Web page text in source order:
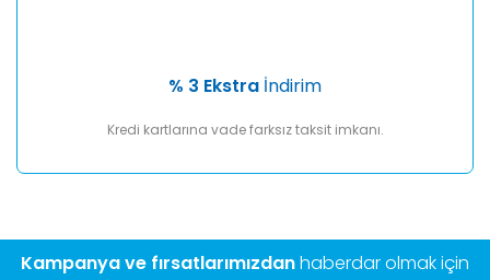
% 3 Ekstra İndirim
Kredi kartlarına vade farksız taksit imkanı.
Kampanya ve fırsatlarımızdanhaberdar olmak için